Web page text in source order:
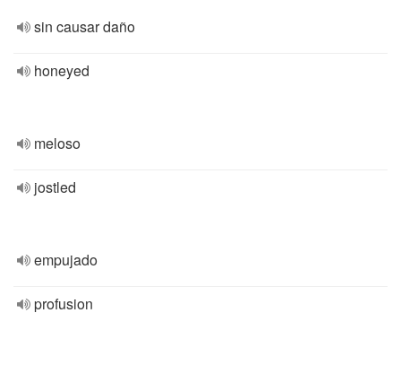
sin causar daño
honeyed
meloso
jostled
empujado
profusion